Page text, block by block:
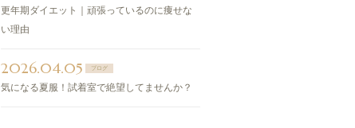
更年期ダイエット｜頑張っているのに痩せな
い理由
2026.04.05 ブログ
気になる夏服！試着室で絶望してませんか？